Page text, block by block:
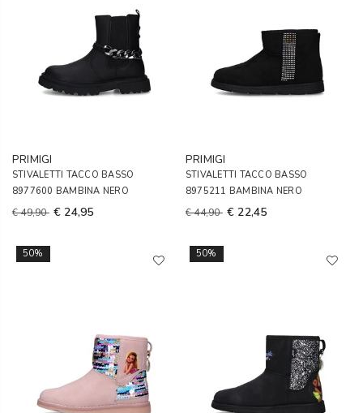
PRIMIGI
STIVALETTI TACCO BASSO
8977600 BAMBINA NERO
€ 49,90 € 24,95
PRIMIGI
STIVALETTI TACCO BASSO
8975211 BAMBINA NERO
€ 44,90 € 22,45
50% 50%